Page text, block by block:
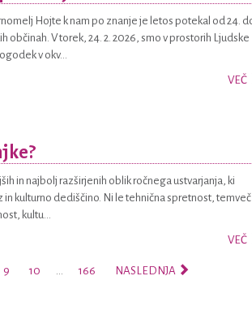
Hojte k nam po znanje je letos potekal od 24.
občinah. V torek, 24. 2. 2026, smo v prostorih Ljudske
v okv...
VEČ
in najbolj razširjenih oblik ročnega ustvarjanja, ki
kulturno dediščino. Ni le tehnična spretnost, temveč
kultu...
VEČ
9 10 … 166 NASLEDNJA